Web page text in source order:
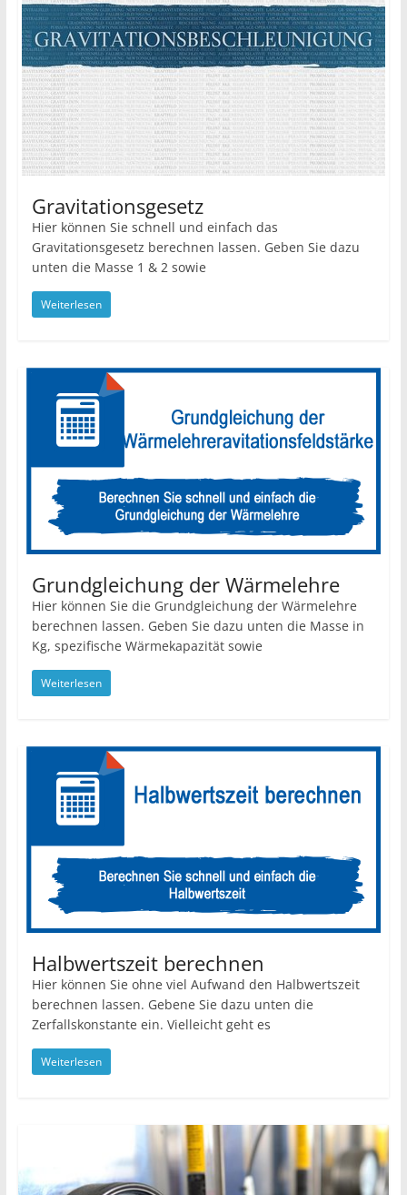
Gravitationsgesetz
Hier können Sie schnell und einfach das
Gravitationsgesetz berechnen lassen. Geben Sie dazu
unten die Masse 1 & 2 sowie
Weiterlesen
Grundgleichung der Wärmelehre
Hier können Sie die Grundgleichung der Wärmelehre
berechnen lassen. Geben Sie dazu unten die Masse in
Kg, spezifische Wärmekapazität sowie
Weiterlesen
Halbwertszeit berechnen
Hier können Sie ohne viel Aufwand den Halbwertszeit
berechnen lassen. Gebene Sie dazu unten die
Zerfallskonstante ein. Vielleicht geht es
Weiterlesen